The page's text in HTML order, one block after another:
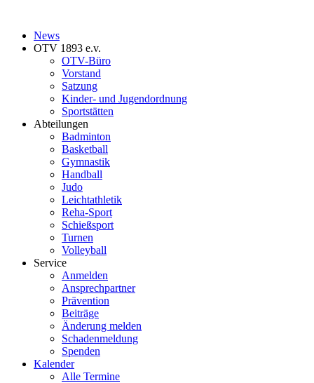
News
OTV 1893 e.v.
OTV-Büro
Vorstand
Satzung
Kinder- und Jugendordnung
Sportstätten
Abteilungen
Badminton
Basketball
Gymnastik
Handball
Judo
Leichtathletik
Reha-Sport
Schießsport
Turnen
Volleyball
Service
Anmelden
Ansprechpartner
Prävention
Beiträge
Änderung melden
Schadenmeldung
Spenden
Kalender
Alle Termine